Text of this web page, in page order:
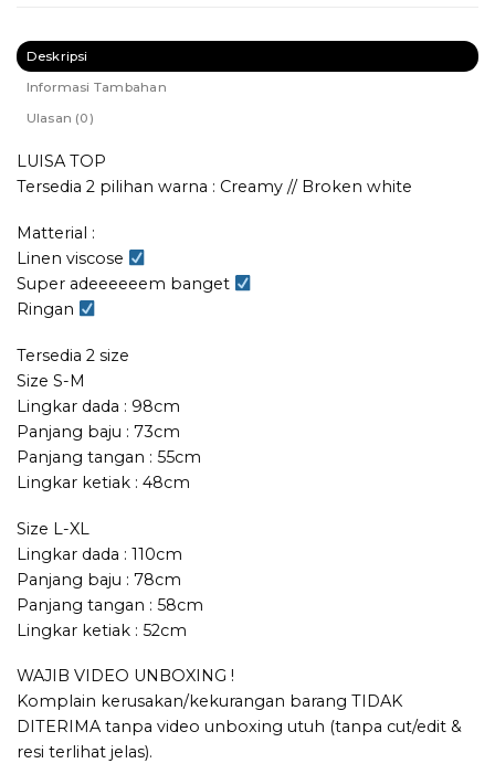
Deskripsi
Informasi Tambahan
Ulasan (0)
LUISA TOP
Tersedia 2 pilihan warna : Creamy // Broken white
Matterial :
Linen viscose
Super adeeeeeem banget
Ringan
Tersedia 2 size
Size S-M
Lingkar dada : 98cm
Panjang baju : 73cm
Panjang tangan : 55cm
Lingkar ketiak : 48cm
Size L-XL
Lingkar dada : 110cm
Panjang baju : 78cm
Panjang tangan : 58cm
Lingkar ketiak : 52cm
WAJIB VIDEO UNBOXING !
Komplain kerusakan/kekurangan barang TIDAK
DITERIMA tanpa video unboxing utuh (tanpa cut/edit &
resi terlihat jelas).